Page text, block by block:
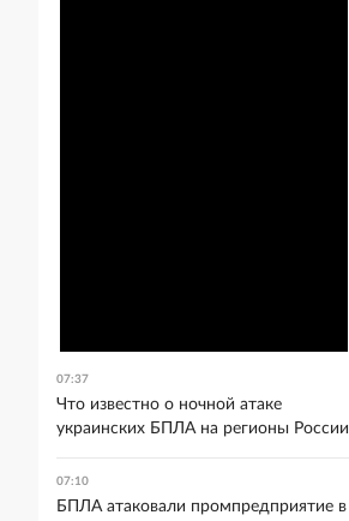
07:37
Что известно о ночной атаке
украинских БПЛА на регионы России
07:10
БПЛА атаковали промпредприятие в